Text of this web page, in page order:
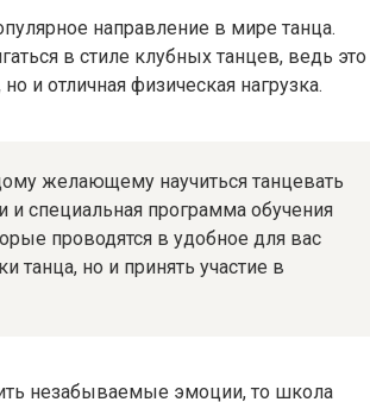
направление в мире танца.
в стиле клубных танцев, ведь это
и отличная физическая нагрузка.
желающему научиться танцевать
специальная программа обучения
проводятся в удобное для вас
танца, но и принять участие в
незабываемые эмоции, то школа